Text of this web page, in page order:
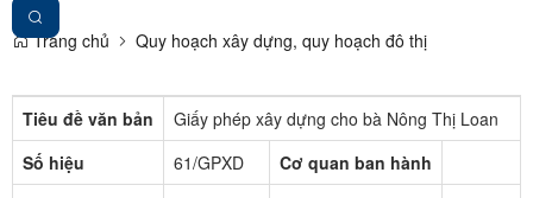
Trang chủ Quy hoạch xây dựng, quy hoạch đô thị
Tiêu đề văn bản
Giấy phép xây dựng cho bà Nông Thị Loan
Số hiệu
61/GPXD
Cơ quan ban hành